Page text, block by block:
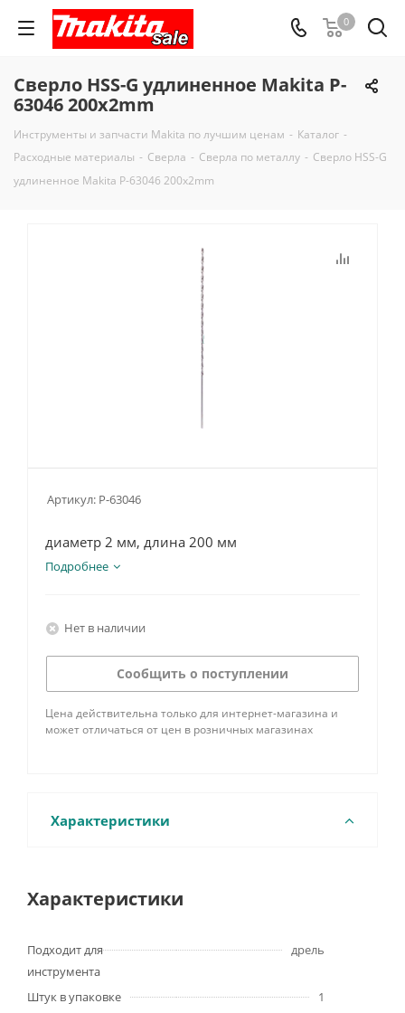
0
Сверло HSS-G удлиненное Makita P-
63046 200x2mm
Инструменты и запчасти Makita по лучшим ценам - Каталог -
Расходные материалы - Сверла - Сверла по металлу - Сверло HSS-G
удлиненное Makita P-63046 200x2mm
Артикул: P-63046
диаметр 2 мм, длина 200 мм
Подробнее
Нет в наличии
Сообщить о поступлении
Цена действительна только для интернет-магазина и
может отличаться от цен в розничных магазинах
Характеристики
Характеристики
Подходит для
инструмента
дрель
Штук в упаковке
1